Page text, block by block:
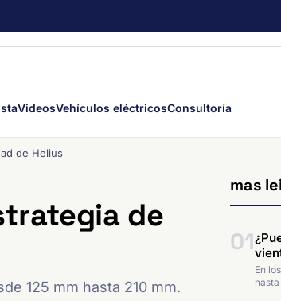
VideosVehículos eléctricosConsultoría
de Helius
de
125 mm hasta 210 mm.
mas
01
En